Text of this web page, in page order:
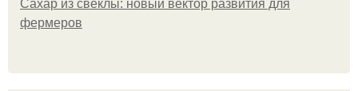
Сахар из свеклы: новый вектор развития для
фермеров